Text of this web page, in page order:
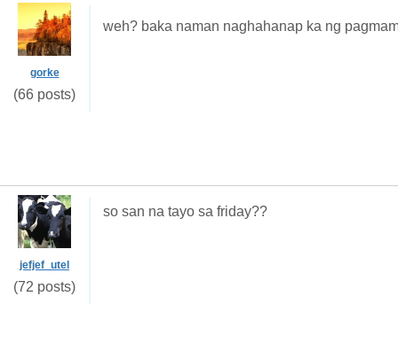
gorke
(66 posts)
weh? baka naman naghahanap ka ng
jefjef_utel
(72 posts)
so san na tayo sa friday??